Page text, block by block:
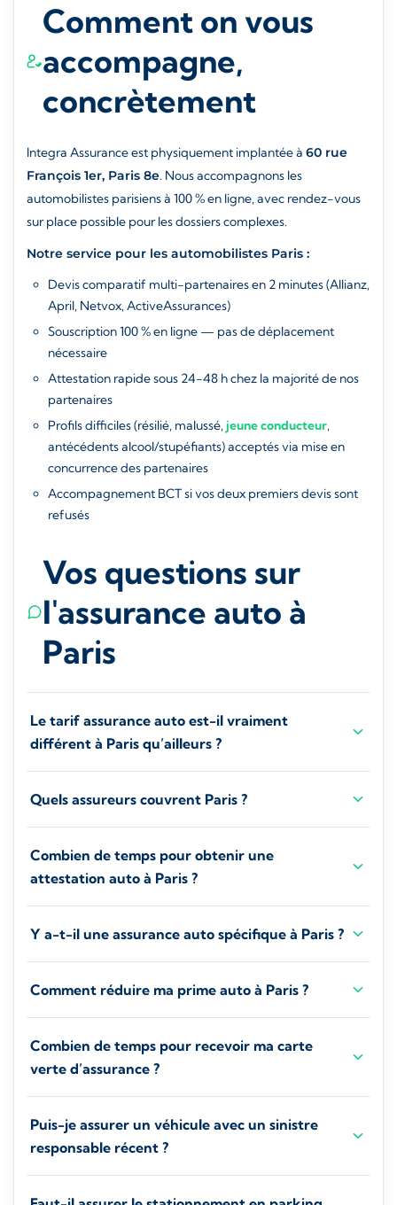
Comment on vous
accompagne,
concrètement
Integra Assurance est physiquement implantée à 60 rue
François 1er, Paris 8e. Nous accompagnons les
automobilistes parisiens à 100 % en ligne, avec rendez-vous
sur place possible pour les dossiers complexes.
Notre service pour les automobilistes Paris :
Devis comparatif multi-partenaires en 2 minutes (Allianz,
April, Netvox, ActiveAssurances)
Souscription 100 % en ligne — pas de déplacement
nécessaire
Attestation rapide sous 24-48 h chez la majorité de nos
partenaires
Profils difficiles (résilié, malussé,jeune conducteur,
antécédents alcool/stupéfiants) acceptés via mise en
concurrence des partenaires
Accompagnement BCT si vos deux premiers devis sont
refusés
Vos questions sur
l'assurance auto à
Paris
Le tarif assurance auto est-il vraiment
différent à Paris qu’ailleurs ?
Quels assureurs couvrent Paris ?
Combien de temps pour obtenir une
attestation auto à Paris ?
Y a-t-il une assurance auto spécifique à Paris ?
Comment réduire ma prime auto à Paris ?
Combien de temps pour recevoir ma carte
verte d’assurance ?
Puis-je assurer un véhicule avec un sinistre
responsable récent ?